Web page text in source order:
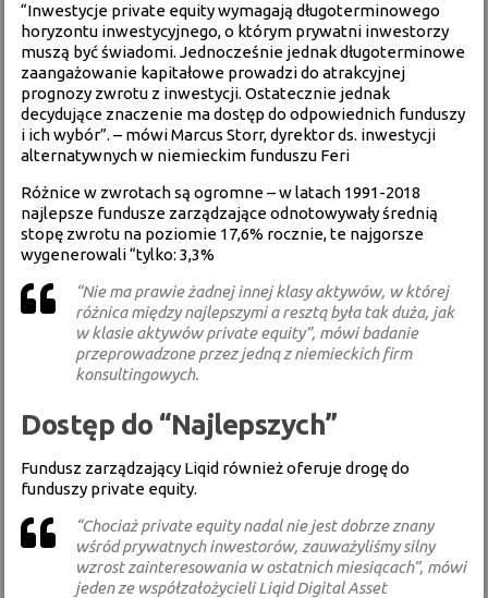
“Inwestycje private equity wymagają długoterminowego
horyzontu inwestycyjnego, o którym prywatni inwestorzy
muszą być świadomi. Jednocześnie jednak długoterminowe
zaangażowanie kapitałowe prowadzi do atrakcyjnej
prognozy zwrotu z inwestycji. Ostatecznie jednak
decydujące znaczenie ma dostęp do odpowiednich funduszy
i ich wybór”. – mówi Marcus Storr, dyrektor ds. inwestycji
alternatywnych w niemieckim funduszu Feri
Różnice w zwrotach są ogromne – w latach 1991-2018
najlepsze fundusze zarządzające odnotowywały średnią
stopę zwrotu na poziomie 17,6% rocznie, te najgorsze
wygenerowali “tylko: 3,3%
“Nie ma prawie żadnej innej klasy aktywów, w której
różnica między najlepszymi a resztą była tak duża, jak
w klasie aktywów private equity”, mówi badanie
przeprowadzone przez jedną z niemieckich firm
konsultingowych.
Dostęp do “Najlepszych”
Fundusz zarządzający Liqid również oferuje drogę do
funduszy private equity.
“Chociaż private equity nadal nie jest dobrze znany
wśród prywatnych inwestorów, zauważyliśmy silny
wzrost zainteresowania w ostatnich miesiącach”, mówi
jeden ze współzałożycieli Liqid Digital Asset